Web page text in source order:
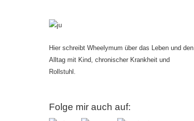
Hier schreibt Wheelymum über das Leben und den
Alltag mit Kind, chronischer Krankheit und
Rollstuhl.
Folge mir auch auf: